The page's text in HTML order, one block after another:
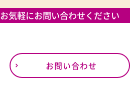
お気軽にお問い合わせください
お問い合わせ